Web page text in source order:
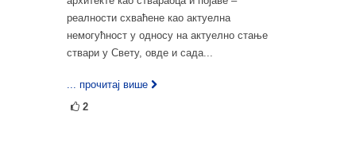
реалности схваћене као актуелна
немогућност у односу на актуелно стање
ствари у Свету, овде и сада...
... прочитај више
2